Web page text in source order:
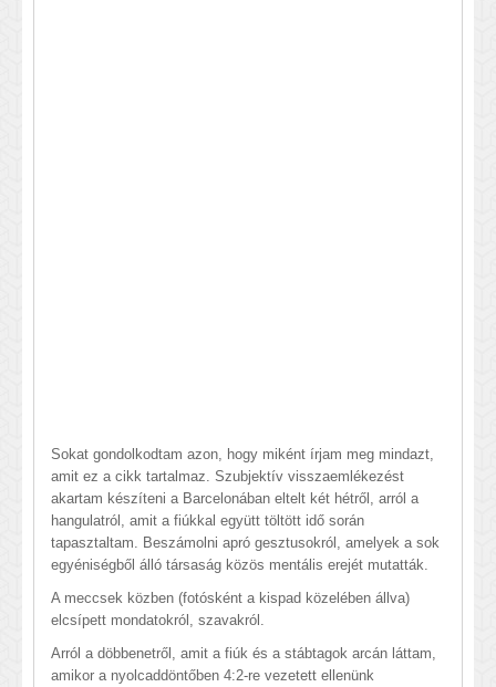
Sokat gondolkodtam azon, hogy miként írjam meg mindazt,
amit ez a cikk tartalmaz. Szubjektív visszaemlékezést
akartam készíteni a Barcelonában eltelt két hétről, arról a
hangulatról, amit a fiúkkal együtt töltött idő során
tapasztaltam. Beszámolni apró gesztusokról, amelyek a sok
egyéniségből álló társaság közös mentális erejét mutatták.
A meccsek közben (fotósként a kispad közelében állva)
elcsípett mondatokról, szavakról.
Arról a döbbenetről, amit a fiúk és a stábtagok arcán láttam,
amikor a nyolcaddöntőben 4:2-re vezetett ellenünk